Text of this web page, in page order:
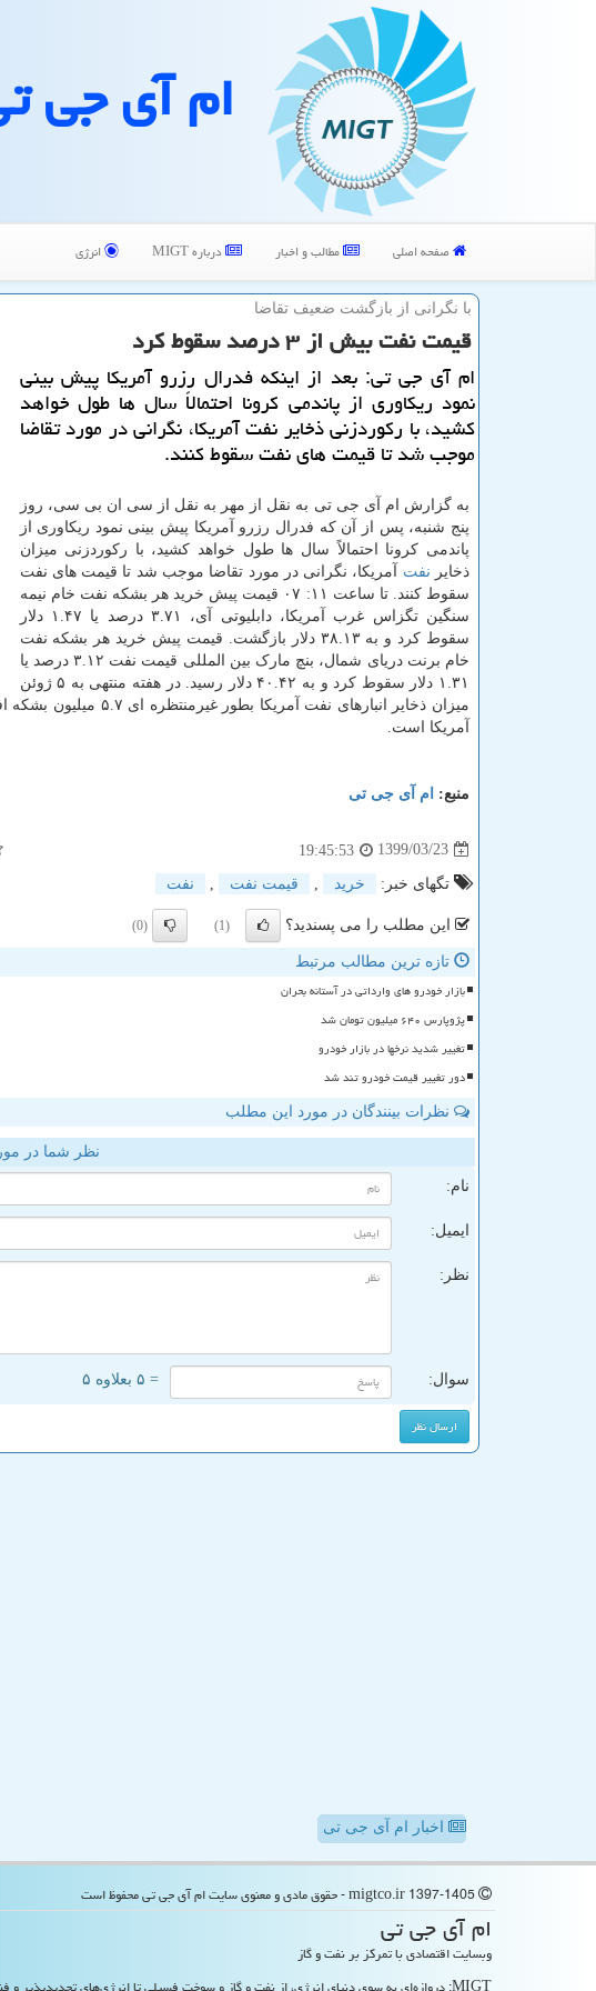
ام آی جی
صفحه اصلی مطالب و اخبار درباره MIGT انرژی
با نگرانی از بازگشت ضعیف تقاضا
قیمت نفت بیش از ۳ درصد سقوط كرد
ام آی جی تی: بعد از اینكه فدرال رزرو آمریكا پیش بینی
نمود ریكاوری از پاندمی كرونا احتمالاً سال ها طول خواهد
كشید، با ركوردزنی ذخایر نفت آمریكا، نگرانی در مورد تقاضا
موجب شد تا قیمت های نفت سقوط كنند.
به گزارش ام آی جی تی به نقل از مهر به نقل از سی ان بی سی، روز
پنج شنبه، پس از آن که فدرال رزرو آمریکا پیش بینی نمود ریکاوری از
پاندمی کرونا احتمالاً سال ها طول خواهد کشید، با رکوردزنی میزان
ذخایر نفت آمریکا، نگرانی در مورد تقاضا موجب شد تا قیمت های نفت
سقوط کنند. تا ساعت ۱۱: ۰۷ قیمت پیش خرید هر بشکه نفت خام نیمه
سنگین تگزاس غرب آمریکا، دابلیوتی آی، ۳.۷۱ درصد یا ۱.۴۷ دلار
سقوط کرد و به ۳۸.۱۳ دلار بازگشت. قیمت پیش خرید هر بشکه نفت
خام برنت دریای شمال، بنچ مارک بین المللی قیمت نفت ۳.۱۲ درصد یا
۱.۳۱ دلار سقوط کرد و به ۴۰.۴۲ دلار رسید. در هفته منتهی به ۵ ژوئن
آمریکا است.
منبع: ام آی جی تی
1399/03/23
19:45:53
تگهای خبر: خرید قیمت نفت نفت
این مطلب را می پسندید؟ (1)
(0)
تازه ترین مطالب مرتبط
بازار خودرو های وارداتی در آستانه بحران
پژوپارس ۶۴۰ میلیون تومان شد
تغییر شدید نرخها در بازار خودرو
دور تغییر قیمت خودرو تند شد
نظرات بینندگان در مورد این مطلب
نظر شما در
نام:
ایمیل:
نظر:
سوال: = ۵ بعلاوه ۵
اخبار ام آی جی تی
ام آی جی تی
وبسایت اقتصادی با تمرکز بر نفت و گاز